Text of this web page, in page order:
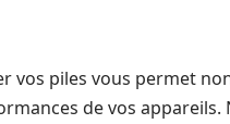
vos piles vous permet
de vos